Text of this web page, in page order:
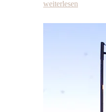
weiterlesen